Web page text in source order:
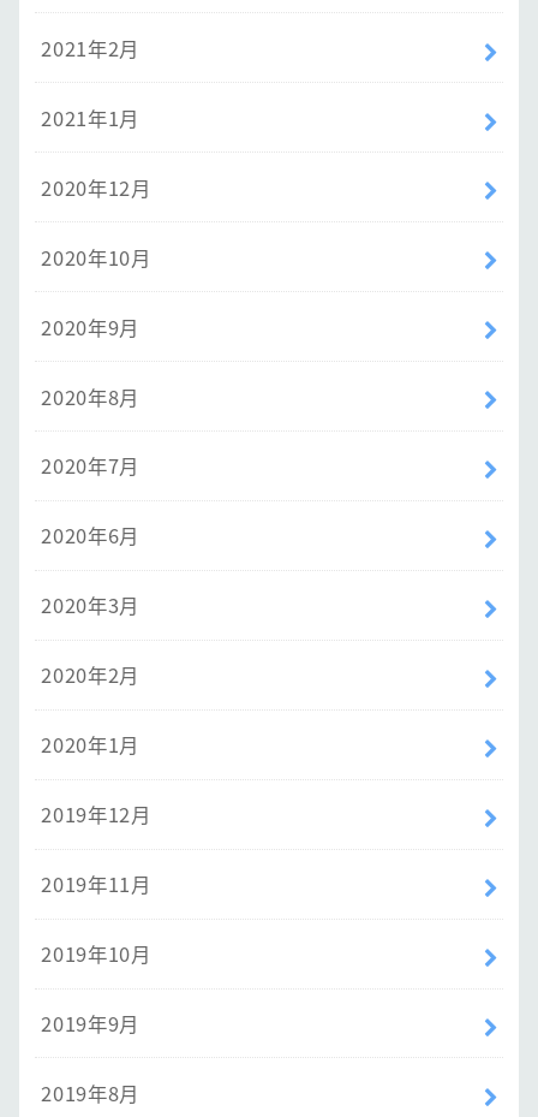
2021年2月
2021年1月
2020年12月
2020年10月
2020年9月
2020年8月
2020年7月
2020年6月
2020年3月
2020年2月
2020年1月
2019年12月
2019年11月
2019年10月
2019年9月
2019年8月